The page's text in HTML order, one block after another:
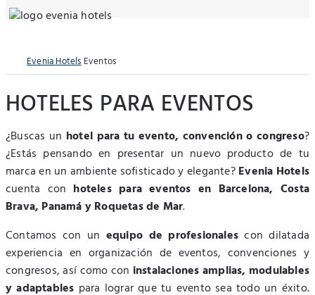
Evenia Hotels Eventos
HOTELES PARA EVENTOS
¿Buscas un hotel para tu evento, convención o congreso?
¿Estás pensando en presentar un nuevo producto de tu
marca en un ambiente sofisticado y elegante?Evenia Hotels
cuenta con hoteles para eventos en Barcelona, Costa
Brava, Panamá y Roquetas de Mar.
Contamos con un equipo de profesionalescon dilatada
experiencia en organización de eventos, convenciones y
congresos, así como con instalaciones amplias, modulables
y adaptables para lograr que tu evento sea todo un éxito.